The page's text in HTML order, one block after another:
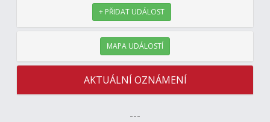
+ PŘIDAT UDÁLOST
MAPA UDÁLOSTÍ
AKTUÁLNÍ OZNÁMENÍ
---